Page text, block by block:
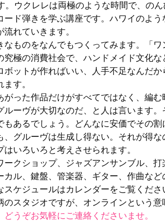
ウクレレは両極のような時間で、のん
ド弾きを学ぶ講座です。ハワイのよう
れていきます。
ものをなんでもつくってみます。「ワ
極の消費社会で、ハンドメイド文化な
ットが作ればいい、人手不足なんだか
ます。
った作品だけがすべてではなく、編む
ーヴが大切なのだ、と人は言います。
あるでしょう。どんなに安価でその割
グルーヴは生成し得ない。それが得な
いろいろと考えさせられます。
クショップ、ジャズアンサンブル、打
ル、鍵盤、管楽器、ギター、作曲など
ケジュールはカレンダーをご覧くださ
スタジオですが、オンラインという意
どうぞお気軽にご連絡くださいませ。